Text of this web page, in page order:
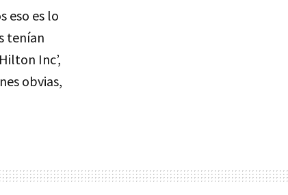
eso es lo
tenían
Inc’,
obvias,